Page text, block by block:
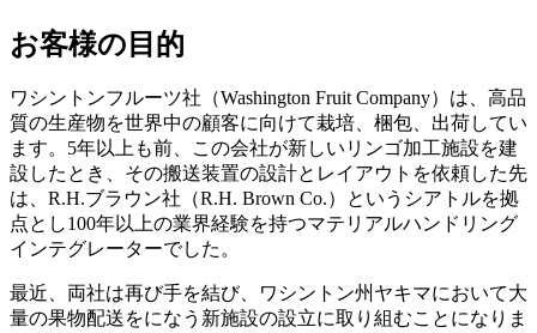
お客様の目的
ワシントンフルーツ社（Washington Fruit Company）は、高品
質の生産物を世界中の顧客に向けて栽培、梱包、出荷してい
ます。5年以上も前、この会社が新しいリンゴ加工施設を建
設したとき、その搬送装置の設計とレイアウトを依頼した先
は、R.H.ブラウン社（R.H. Brown Co.）というシアトルを拠
点とし100年以上の業界経験を持つマテリアルハンドリング
インテグレーターでした。
最近、両社は再び手を結び、ワシントン州ヤキマにおいて大
量の果物配送をになう新施設の設立に取り組むことになりま